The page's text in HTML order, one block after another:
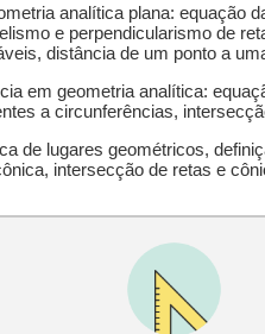
analítica plana: equação
e perpendicularismo de
distância de um ponto a
em geometria analítica:
a circunferências,
de lugares geométricos,
intersecção de retas e